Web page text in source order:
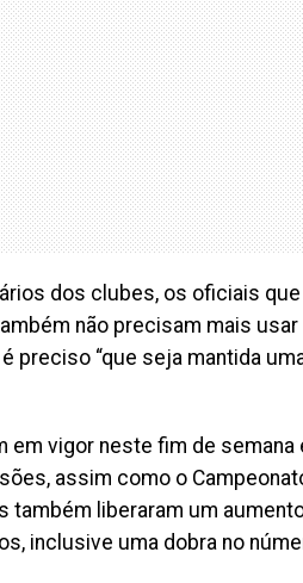
dos clubes, os oficiais
não precisam mais
preciso “que seja mantida
em vigor neste fim de
assim como o
também liberaram um
inclusive uma dobra no